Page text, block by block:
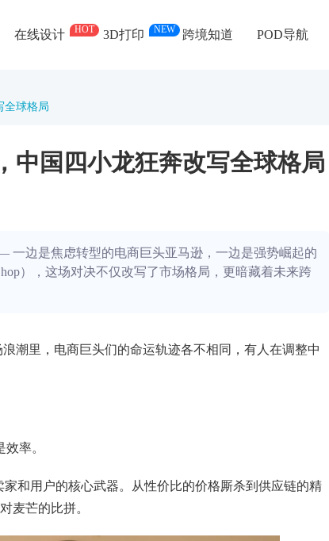
在线设计 HOT 3D打印 NEW 跨境知道 POD导航
全球格局
中国四小龙狂奔改写全球格局
边是焦虑转型的电商巨头亚马逊，一边是强势崛起的
），这场对决不仅改写了市场格局，更暗藏着未来跨
潮里，电商巨头们的命运轨迹各不相同，有人在调整中
率。
和用户的核心武器。从性价比的价格厮杀到供应链的精
麦芒的比拼。